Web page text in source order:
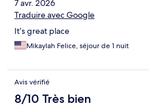
7 avr. 2026
Traduire avec Google
It’s great place
Mikaylah Felice, séjour de 1 nuit
Avis vérifié
8/10 Très bien